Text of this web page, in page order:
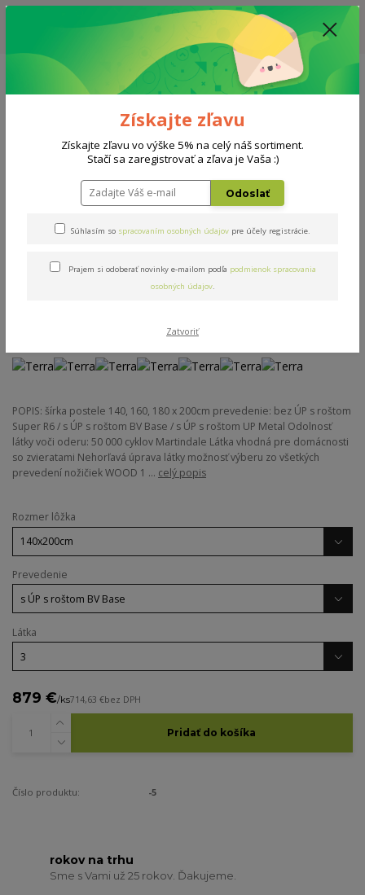
ZĽAVA: VŠETKY VYSTAVENÉ POSTELE ZA 400€ - CENA MATRACU A ROŠTU
PODĽA VÝBERU / DODACIA LEHOTA JE AKTUÁLNE 10-15 PRACOVNÝCH
Menu
0908 777 700 Po-So: 10-18 hod.
0
Postele Terra
Terra
Novinka Akcia
POPIS: šírka postele 140, 160, 180 x 200cm prevedenie: bez ÚP s roštom
Super R6 / s ÚP s roštom BV Base / s ÚP s roštom UP Metal Odolnosť
látky voči oderu: 50 000 cyklov Martindale Látka vhodná pre domácnosti
so zvieratami Nehorľavá úprava látky možnosť výberu zo všetkých
prevedení nožičiek WOOD 1 ... celý popis
Rozmer lôžka
Prevedenie
Látka
879 €/ks714,63 €bez DPH
Pridať do košíka
Číslo produktu: -5
rokov na trhu
Sme s Vami už 25 rokov. Ďakujeme.
Získajte zľavu
Získajte zľavu vo výške 5% na celý náš sortiment.
Stačí sa zaregistrovať a zľava je Vaša :)
Odoslať
Súhlasím so spracovaním osobných údajov pre účely registrácie.
Prajem si odoberať novinky e-mailom podľa podmienok spracovania
osobných údajov.
Zatvoriť